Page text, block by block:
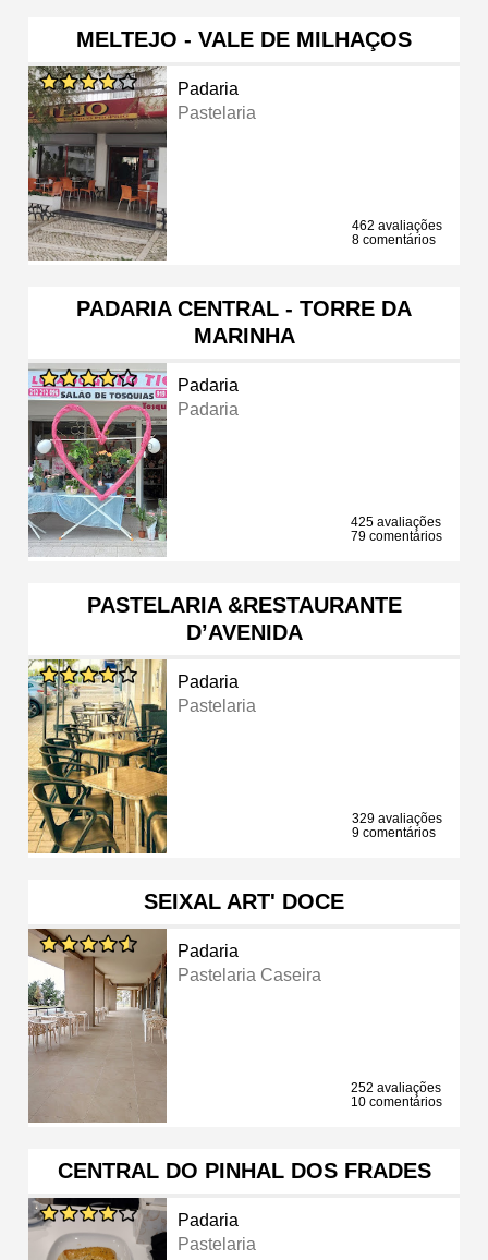
MELTEJO - VALE DE MILHAÇOS
Padaria
Pastelaria
462 avaliações
8 comentários
PADARIA CENTRAL - TORRE DA
MARINHA
Padaria
Padaria
425 avaliações
79 comentários
PASTELARIA &RESTAURANTE
D’AVENIDA
Padaria
Pastelaria
329 avaliações
9 comentários
SEIXAL ART' DOCE
Padaria
Pastelaria Caseira
252 avaliações
10 comentários
CENTRAL DO PINHAL DOS FRADES
Padaria
Pastelaria